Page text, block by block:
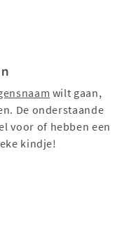
wilt gaan,
De onderstaande
voor of hebben een
kindje!